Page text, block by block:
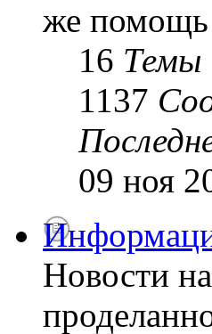
же помощь
16 Темы
1137
09 ноя
Новости